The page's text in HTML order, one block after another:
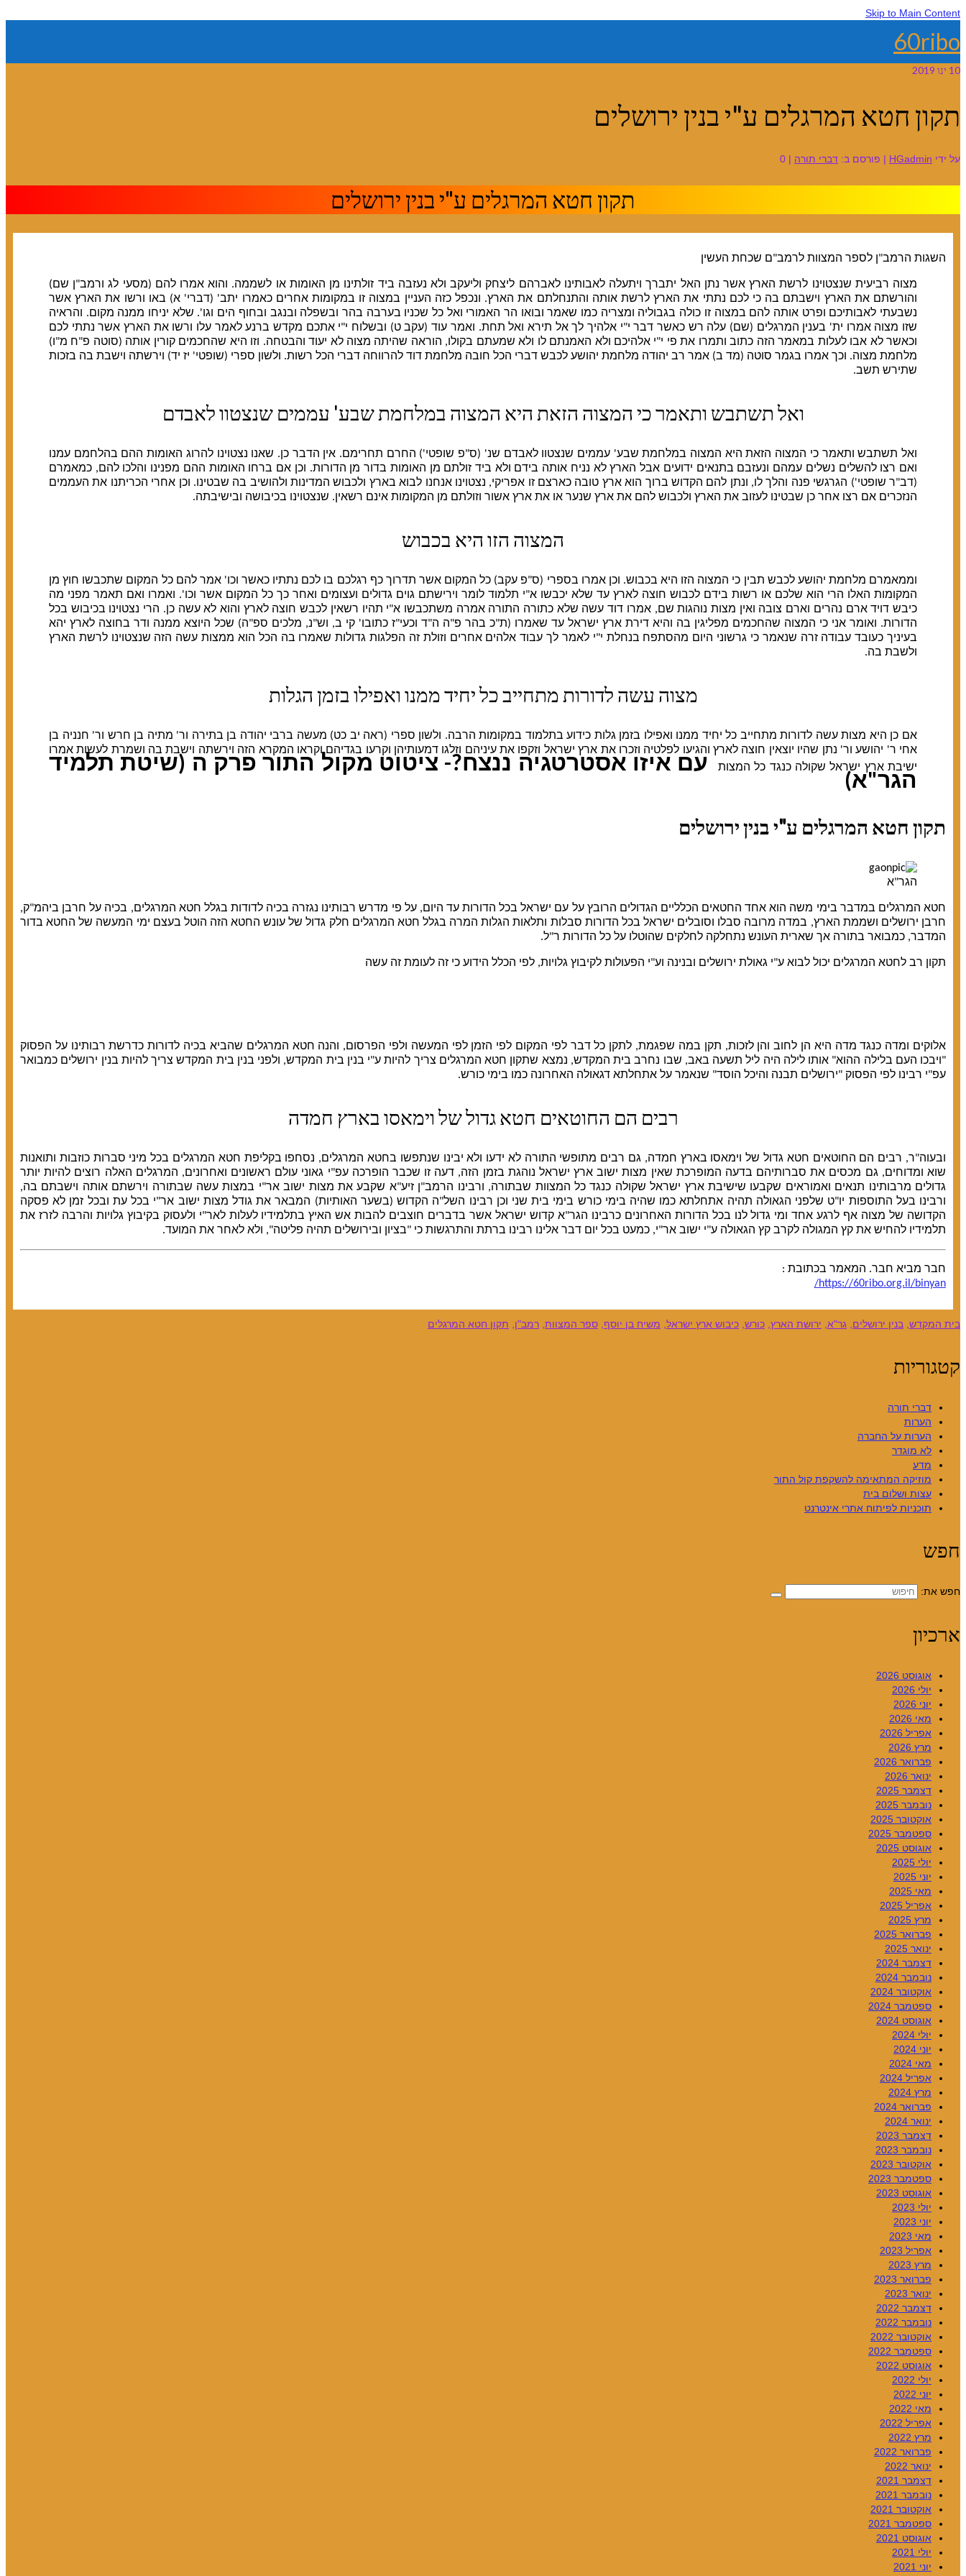
Skip to Main Content
60ribo
10 ינו 2019
תקון חטא המרגלים ע"י בנין ירושלים
על ידי HGadmin
| פורסם ב: דברי תורה |
0
תקון חטא המרגלים ע"י בנין ירושלים
השגות הרמב"ן לספר המצוות לרמב"ם שכחת העשין
מצוה רביעית שנצטוינו לרשת הארץ אשר נתן האל יתברך ויתעלה לאבותינו לאברהם ליצחק וליעקב ולא נעזבה ביד זולתינו מן האומות או לשממה. והוא אמרו להם (מסעי לג ורמב"ן שם)
והורשתם את הארץ וישבתם בה כי לכם נתתי את הארץ לרשת אותה והתנחלתם את הארץ. ונכפל כזה העניין במצוה זו במקומות אחרים כאמרו יתב' (דברי' א) באו ורשו את הארץ אשר
נשבעתי לאבותיכם ופרט אותה להם במצוה זו כולה בגבוליה ומצריה כמו שאמר ובואו הר האמורי ואל כל שכניו בערבה בהר ובשפלה ובנגב ובחוף הים וגו'. שלא יניחו ממנה מקום. והראיה
שזו מצוה אמרו ית' בענין המרגלים (שם) עלה רש כאשר דבר י"י אלהיך לך אל תירא ואל תחת. ואמר עוד (עקב ט) ובשלוח י"י אתכם מקדש ברנע לאמר עלו ורשו את הארץ אשר נתתי לכם
וכאשר לא אבו לעלות במאמר הזה כתוב ותמרו את פי י"י אלהיכם ולא האמנתם לו ולא שמעתם בקולו, הוראה שהיתה מצוה לא יעוד והבטחה. וזו היא שהחכמים קורין אותה (סוטה פ"ח מ"ו)
מלחמת מצוה. וכך אמרו בגמר סוטה (מד ב) אמר רב יהודה מלחמת יהושע לכבש דברי הכל חובה מלחמת דוד להרווחה דברי הכל רשות. ולשון ספרי (שופטי' יז יד) וירשתה וישבת בה בזכות
שתירש תשב.
ואל תשתבש ותאמר כי המצוה הזאת היא המצוה במלחמת שבע' עממים שנצטוו לאבדם
ואל תשתבש ותאמר כי המצוה הזאת היא המצוה במלחמת שבע' עממים שנצטוו לאבדם שנ' (ס"פ שופטי') החרם תחרימם. אין הדבר כן. שאנו נצטוינו להרוג האומות ההם בהלחמם עמנו
ואם רצו להשלים נשלים עמהם ונעזבם בתנאים ידועים אבל הארץ לא נניח אותה בידם ולא ביד זולתם מן האומות בדור מן הדורות. וכן אם ברחו האומות ההם מפנינו והלכו להם, כמאמרם
(דב"ר שופטי') הגרגשי פנה והלך לו, ונתן להם הקדוש ברוך הוא ארץ טובה כארצם זו אפריקי, נצטוינו אנחנו לבוא בארץ ולכבוש המדינות ולהושיב בה שבטינו. וכן אחרי הכריתנו את העממים
הנזכרים אם רצו אחר כן שבטינו לעזוב את הארץ ולכבוש להם את ארץ שנער או את ארץ אשור וזולתם מן המקומות אינם רשאין. שנצטוינו בכיבושה ובישיבתה.
המצוה הזו היא בכבוש
וממאמרם מלחמת יהושע לכבש תבין כי המצוה הזו היא בכבוש. וכן אמרו בספרי (ס"פ עקב) כל המקום אשר תדרוך כף רגלכם בו לכם נתתיו כאשר וכו' אמר להם כל המקום שתכבשו חוץ מן
המקומות האלו הרי הוא שלכם או רשות בידם לכבוש חוצה לארץ עד שלא יכבשו א"י תלמוד לומר וירישתם גוים גדולים ועצומים ואחר כך כל המקום אשר וכו'. ואמרו ואם תאמר מפני מה
כיבש דויד ארם נהרים וארם צובה ואין מצות נוהגות שם, אמרו דוד עשה שלא כתורה התורה אמרה משתכבשו א"י תהיו רשאין לכבש חוצה לארץ והוא לא עשה כן. הרי נצטוינו בכיבוש בכל
הדורות. ואומר אני כי המצוה שהחכמים מפליגין בה והיא דירת ארץ ישראל עד שאמרו (ת"כ בהר פ"ה ה"ד וכעי"ז כתובו' קי ב, וש"נ, מלכים ספ"ה) שכל היוצא ממנה ודר בחוצה לארץ יהא
בעיניך כעובד עבודה זרה שנאמר כי גרשוני היום מהסתפח בנחלת י"י לאמר לך עבוד אלהים אחרים וזולת זה הפלגות גדולות שאמרו בה הכל הוא ממצות עשה הזה שנצטוינו לרשת הארץ
ולשבת בה.
מצוה עשה לדורות מתחייב כל יחיד ממנו ואפילו בזמן הגלות
אם כן היא מצות עשה לדורות מתחייב כל יחיד ממנו ואפילו בזמן גלות כידוע בתלמוד במקומות הרבה. ולשון ספרי (ראה יב כט) מעשה ברבי יהודה בן בתירה ור' מתיה בן חרש ור' חנניה בן
אחי ר' יהושע ור' נתן שהיו יוצאין חוצה לארץ והגיעו לפלטיה וזכרו את ארץ ישראל וזקפו את עיניהם וזלגו דמעותיהן וקרעו בגדיהם וקראו המקרא הזה וירשתה וישבת בה ושמרת לעשות אמרו
ישיבת ארץ ישראל שקולה כנגד כל המצות
עם איזו אסטרטגיה ננצח?- ציטוט מקול התור פרק ה (שיטת תלמיד
הגר"א)
תקון חטא המרגלים ע"י בנין ירושלים
הגר"א
חטא המרגלים במדבר בימי משה הוא אחד החטאים הכלליים הגדולים הרובץ על עם ישראל בכל הדורות עד היום, על פי מדרש רבותינו נגזרה בכיה לדודות בגלל חטא המרגלים, בכיה על חרבן ביהמ"ק,
חרבן ירושלים ושממת הארץ, במדה מרובה סבלו וסובלים ישראל בכל הדורות סבלות ותלאות הגלות המרה בגלל חטא המרגלים חלק גדול של עונש החטא הזה הוטל בעצם ימי המעשה של החטא בדור
המדבר, כמבואר בתורה אך שארית העונש נתחלקה לחלקים שהוטלו על כל הדורות ר"ל.
תקון רב לחטא המרגלים יכול לבוא ע"י גאולת ירושלים ובנינה וע"י הפעולות לקיבוץ גלויות, לפי הכלל הידוע כי זה לעומת זה עשה
אלוקים ומדה כנגד מדה היא הן לחוב והן לזכות, תקן במה שפגמת, לתקן כל דבר לפי המקום לפי הזמן לפי המעשה ולפי הפרסום, והנה חטא המרגלים שהביא בכיה לדורות כדרשת רבותינו על הפסוק
"ויבכו העם בלילה ההוא" אותו לילה היה ליל תשעה באב, שבו נחרב בית המקדש, נמצא שתקון חטא המרגלים צריך להיות ע"י בנין בית המקדש, ולפני בנין בית המקדש צריך להיות בנין ירושלים כמבואר
עפ"י רבינו לפי הפסוק "ירושלים תבנה והיכל הוסד" שנאמר על אתחלתא דגאולה האחרונה כמו בימי כורש.
רבים הם החוטאים חטא גדול של וימאסו בארץ חמדה
ובעוה"ר, רבים הם החוטאים חטא גדול של וימאסו בארץ חמדה, גם רבים מתופשי התורה לא ידעו ולא יבינו שנתפשו בחטא המרגלים, נסחפו בקליפת חטא המרגלים בכל מיני סברות כוזבות ותואנות
שוא ומדוחים, גם מכסים את סברותיהם בדעה המופרכת שאין מצות ישוב ארץ ישראל נוהגת בזמן הזה, דעה זו שכבר הופרכה עפ"י גאוני עולם ראשונים ואחרונים, המרגלים האלה רוצים להיות יותר
גדולים מרבותינו תנאים ואמוראים שקבעו שישיבת ארץ ישראל שקולה כנגד כל המצוות שבתורה, ורבינו הרמב"ן זיע"א שקבע את מצות ישוב אר"י במצות עשה שבתורה וירשתם אותה וישבתם בה,
ורבינו בעל התוספות יו"ט שלפני הגאולה תהיה אתחלתא כמו שהיה בימי כורש בימי בית שני וכן רבינו השל"ה הקדוש (בשער האותיות) המבאר את גודל מצות ישוב אר"י בכל עת ובכל זמן לא פסקה
הקדושה של מצוה אף לרגע אחד ומי גדול לנו בכל הדורות האחרונים כרבינו הגר"א קדוש ישראל אשר בדברים חוצבים להבות אש האיץ בתלמידיו לעלות לאר"י ולעסוק בקיבוץ גלויות והרבה לזרז את
תלמידיו להחיש את קץ המגולה לקרב קץ הגאולה ע"י ישוב אר"י, כמעט בכל יום דבר אלינו רבינו ברתת והתרגשות כי "בציון ובירושלים תהיה פליטה", ולא לאחר את המועד.
חבר מביא חבר. המאמר בכתובת :
https://60ribo.org.il/binyan/
בית המקדש בנין ירושלים גר"א ירושת הארץ כורש כיבוש ארץ ישראל משיח בן יוסף ספר המצוות רמב"ן תקון חטא המרגלים
קטגוריות
דברי תורה
הערות
הערות על החברה
לא מוגדר
מדע
מוזיקה המתאימה להשקפת קול התור
עצות ושלום בית
תוכניות לפיתוח אתרי אינטרנט
חפש
חפש את:
ארכיון
אוגוסט 2026
יולי 2026
יוני 2026
מאי 2026
אפריל 2026
מרץ 2026
פברואר 2026
ינואר 2026
דצמבר 2025
נובמבר 2025
אוקטובר 2025
ספטמבר 2025
אוגוסט 2025
יולי 2025
יוני 2025
מאי 2025
אפריל 2025
מרץ 2025
פברואר 2025
ינואר 2025
דצמבר 2024
נובמבר 2024
אוקטובר 2024
ספטמבר 2024
אוגוסט 2024
יולי 2024
יוני 2024
מאי 2024
אפריל 2024
מרץ 2024
פברואר 2024
ינואר 2024
דצמבר 2023
נובמבר 2023
אוקטובר 2023
ספטמבר 2023
אוגוסט 2023
יולי 2023
יוני 2023
מאי 2023
אפריל 2023
מרץ 2023
פברואר 2023
ינואר 2023
דצמבר 2022
נובמבר 2022
אוקטובר 2022
ספטמבר 2022
אוגוסט 2022
יולי 2022
יוני 2022
מאי 2022
אפריל 2022
מרץ 2022
פברואר 2022
ינואר 2022
דצמבר 2021
נובמבר 2021
אוקטובר 2021
ספטמבר 2021
אוגוסט 2021
יולי 2021
יוני 2021